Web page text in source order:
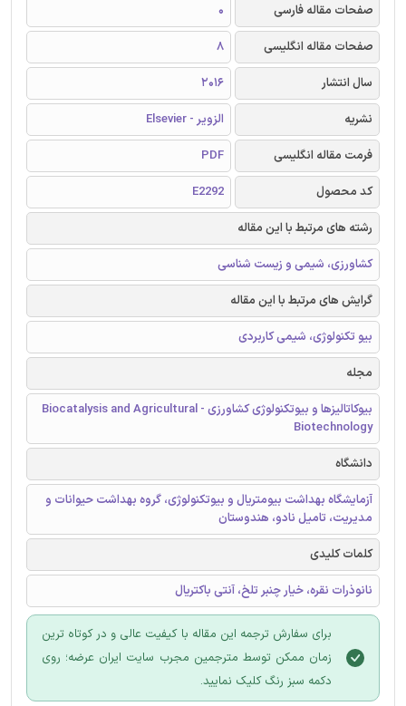
صفحات مقاله فارسی
0
صفحات مقاله انگلیسی
8
سال انتشار
2016
نشریه
الزویر - Elsevier
فرمت مقاله انگلیسی
PDF
کد محصول
E2292
رشته های مرتبط با این مقاله
کشاورزی، شیمی و زیست شناسی
گرایش های مرتبط با این مقاله
بیو تکنولوژی، شیمی کاربردی
مجله
بیوکاتالیزها و بیوتکنولوژی کشاورزی - Biocatalysis and Agricultural
Biotechnology
دانشگاه
آزمایشگاه بهداشت بیومتریال و بیوتکنولوژی، گروه بهداشت حیوانات و
مدیریت، تامیل نادو، هندوستان
کلمات کلیدی
نانوذرات نقره، خیار چنبر تلخ، آنتی باکتریال
برای سفارش ترجمه این مقاله با کیفیت عالی و در کوتاه ترین
زمان ممکن توسط مترجمین مجرب سایت ایران عرضه؛ روی
دکمه سبز رنگ کلیک نمایید.